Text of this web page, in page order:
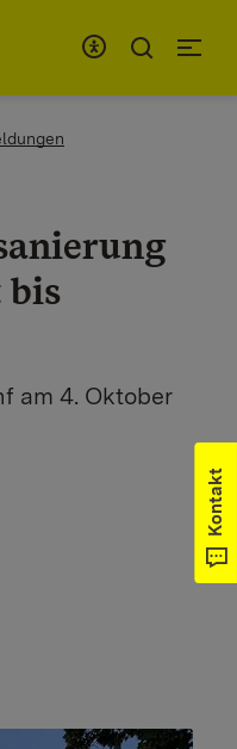
bis
am 4. Oktober
Kontakt